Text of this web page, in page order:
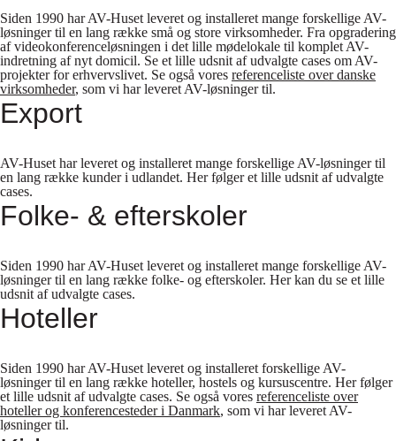
Siden 1990 har AV-Huset leveret og installeret mange forskellige AV-
løsninger til en lang række små og store virksomheder. Fra opgradering
af videokonferenceløsningen i det lille mødelokale til komplet AV-
indretning af nyt domicil. Se et lille udsnit af udvalgte cases om AV-
projekter for erhvervslivet. Se også vores referenceliste over danske
virksomheder, som vi har leveret AV-løsninger til.
Export
AV-Huset har leveret og installeret mange forskellige AV-løsninger til
en lang række kunder i udlandet. Her følger et lille udsnit af udvalgte
cases.
Folke- & efterskoler
Siden 1990 har AV-Huset leveret og installeret mange forskellige AV-
løsninger til en lang række folke- og efterskoler. Her kan du se et lille
udsnit af udvalgte cases.
Hoteller
Siden 1990 har AV-Huset leveret og installeret forskellige AV-
løsninger til en lang række hoteller, hostels og kursuscentre. Her følger
et lille udsnit af udvalgte cases. Se også vores referenceliste over
hoteller og konferencesteder i Danmark, som vi har leveret AV-
løsninger til.